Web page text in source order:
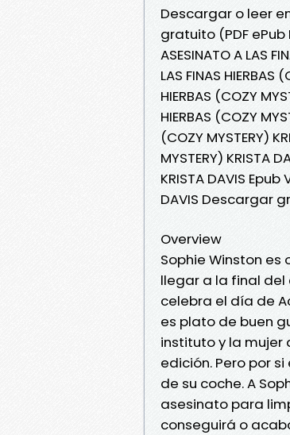
Descargar o leer en
gratuito (PDF ePub
ASESINATO A LAS
LAS FINAS HIERBAS
HIERBAS (COZY
HIERBAS (COZY
(COZY MYSTERY)
MYSTERY) KRISTA
KRISTA DAVIS Epub
DAVIS Descargar
Overview
Sophie Winston
llegar a la final del
celebra el día de
es plato de buen
instituto y la mujer
edición. Pero por
de su coche. A
asesinato para
conseguirá o